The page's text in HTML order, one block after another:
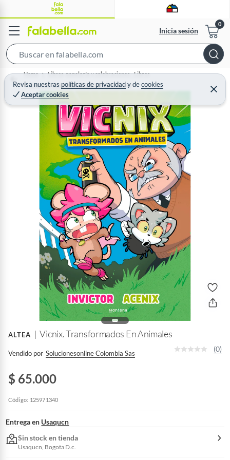
Inicia sesión
e
a
c
h
B
a
Revisa nuestras políticas de privacidadydecookies
Aceptar cookies
C
e
r
Home
Libros, papelería y celebraciones - Libros
Ciencias Naturales, Técnicas e Ingeniería
ALTEA Vicnix. Transformados En Animales
Vendido por Solucionesonline Colombia Sas
(0)
$ 65.000
Código: 125971340
Entrega en Usaqucn
Sin stock en tienda
Usaqucn, Bogota D.c.